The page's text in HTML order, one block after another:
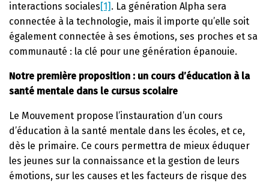
interactions sociales[1] . La génération Alpha sera
connectée à la technologie, mais il importe qu’elle soit
également connectée à ses émotions, ses proches et sa
communauté : la clé pour une génération épanouie.
Notre première proposition : un cours d’éducation à la
santé mentale dans le cursus scolaire
Le Mouvement propose l’instauration d’un cours
d’éducation à la santé mentale dans les écoles, et ce,
dès le primaire. Ce cours permettra de mieux éduquer
les jeunes sur la connaissance et la gestion de leurs
émotions, sur les causes et les facteurs de risque des